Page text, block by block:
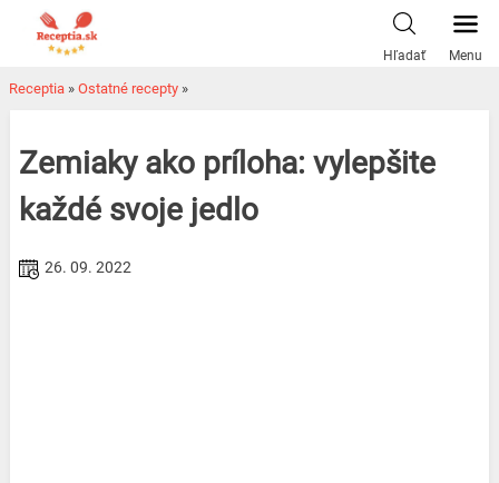
Hľadať Menu
Receptia » Ostatné recepty »
Zemiaky ako príloha: vylepšite
každé svoje jedlo
26. 09. 2022